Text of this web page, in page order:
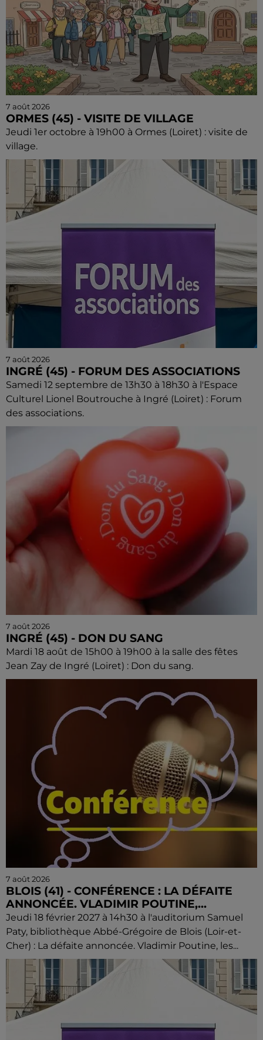
7 août 2026
ORMES (45) - VISITE DE VILLAGE
Jeudi 1er octobre à 19h00 à Ormes (Loiret) : visite de
village.
7 août 2026
INGRÉ (45) - FORUM DES ASSOCIATIONS
Samedi 12 septembre de 13h30 à 18h30 à l'Espace
Culturel Lionel Boutrouche à Ingré (Loiret) : Forum
des associations.
7 août 2026
INGRÉ (45) - DON DU SANG
Mardi 18 août de 15h00 à 19h00 à la salle des fêtes
Jean Zay de Ingré (Loiret) : Don du sang.
7 août 2026
BLOIS (41) - CONFÉRENCE : LA DÉFAITE
ANNONCÉE. VLADIMIR POUTINE,...
Jeudi 18 février 2027 à 14h30 à l'auditorium Samuel
Paty, bibliothèque Abbé-Grégoire de Blois (Loir-et-
Cher) : La défaite annoncée. Vladimir Poutine, les...